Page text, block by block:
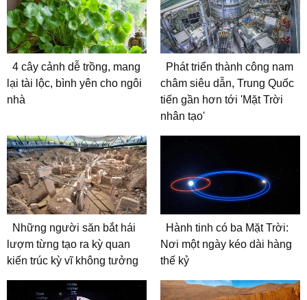
4 cây cảnh dễ trồng, mang
lại tài lộc, bình yên cho ngôi
nhà
Phát triển thành công nam
châm siêu dẫn, Trung Quốc
tiến gần hơn tới 'Mặt Trời
nhân tạo'
Những người săn bắt hái
lượm từng tạo ra kỳ quan
kiến trúc kỳ vĩ không tưởng
Hành tinh có ba Mặt Trời:
Nơi một ngày kéo dài hàng
thế kỷ